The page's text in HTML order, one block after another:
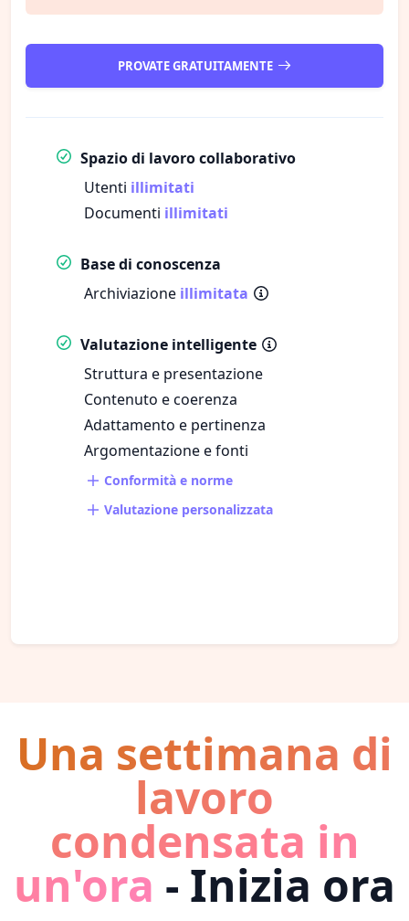
PROVATE GRATUITAMENTE
Spazio di lavoro collaborativo
Utenti illimitati
Documenti illimitati
Base di conoscenza
Archiviazione illimitata
Valutazione intelligente
Struttura e presentazione
Contenuto e coerenza
Adattamento e pertinenza
Argomentazione e fonti
Conformità e norme
Valutazione personalizzata
Una settimana di
lavoro
condensata in
un'ora - Inizia ora